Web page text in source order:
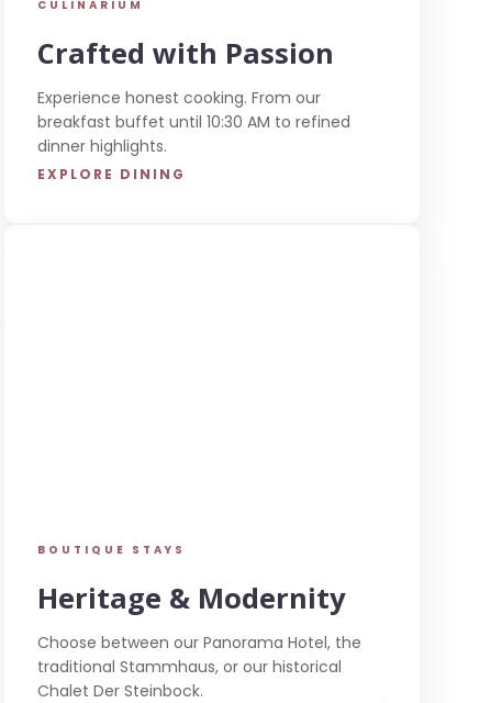
CULINARIUM
Crafted with Passion
Experience honest cooking. From our
breakfast buffet until 10:30 AM to refined
dinner highlights.
EXPLORE DINING
BOUTIQUE STAYS
Heritage & Modernity
Choose between our Panorama Hotel, the
traditional Stammhaus, or our historical
Chalet Der Steinbock.